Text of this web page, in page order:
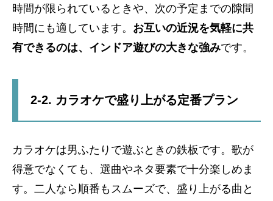
時間が限られているときや、次の予定までの隙間
時間にも適しています。 お互いの近況を気軽に共
有できるのは、インドア遊びの大きな強みです。
2-2. カラオケで盛り上がる定番プラン
カラオケは男ふたりで遊ぶときの鉄板です。歌が
得意でなくても、選曲やネタ要素で十分楽しめま
す。二人なら順番もスムーズで、盛り上がる曲と